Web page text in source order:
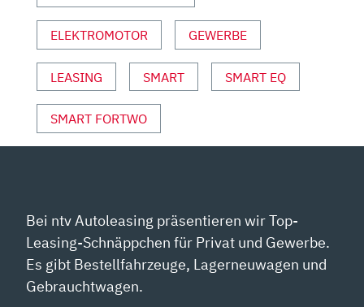
ELEKTROMOTOR GEWERBE
LEASING SMART SMART EQ
SMART FORTWO
Bei ntv Autoleasing präsentieren wir Top-
Leasing-Schnäppchen für Privat und Gewerbe.
Es gibt Bestellfahrzeuge, Lagerneuwagen und
Gebrauchtwagen.